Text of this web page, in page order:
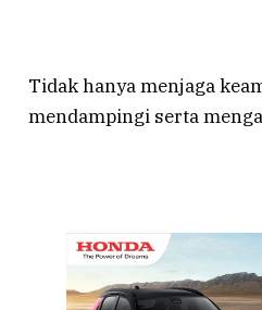
Tidak hanya menjaga
mendampingi serta